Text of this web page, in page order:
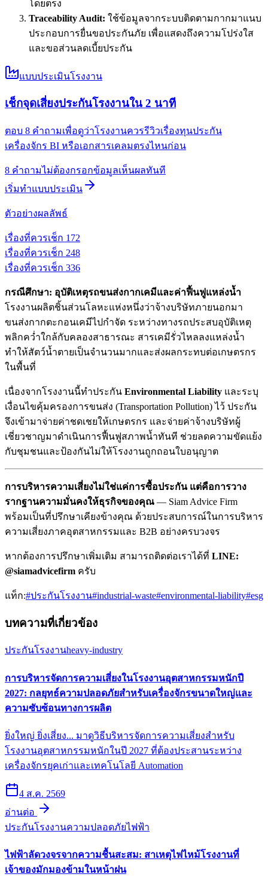
โดยตรง
Traceability Audit: ใช้ข้อมูลจากระบบติดตามกากมาแนบ
ประกอบการยื่นขอประกันภัย เพื่อแสดงถึงความโปร่งใส
และขอส่วนลดเบี้ยประกัน
แบบประเมินโรงงาน
เช็กจุดเสี่ยงประกันโรงงานใน 2 นาที
ตอบ 8 คำถามเพื่อดูว่าโรงงานควรรีวิวเรื่องทุนประกัน
เครื่องจักร BI หรือเอกสารเคลมตรงไหนก่อน
8 คำถามไม่ต้องกรอกข้อมูลเห็นผลทันที
เริ่มทำแบบประเมิน
ตัวอย่างผลลัพธ์
เรื่องที่ควรเช็ก 1 72
เรื่องที่ควรเช็ก 248
เรื่องที่ควรเช็ก 336
กรณีศึกษา: อุบัติเหตุรถขนส่งกากเคมีและค่าฟื้นฟูแหล่งน้ำ
โรงงานผลิตชิ้นส่วนโลหะแห่งหนึ่งว่าจ้างบริษัทภายนอกมา
ขนส่งกากตะกอนเคมีไปกำจัด ระหว่างทางรถประสบอุบัติเหตุ
พลิกคว่ำใกล้กับคลองสาธารณะ สารเคมีรั่วไหลลงแหล่งน้ำ
ทำให้สัตว์น้ำตายเป็นจำนวนมากและส่งผลกระทบต่อเกษตรกร
ในพื้นที่
เนื่องจากโรงงานนี้ทำประกัน Environmental Liability และระบุ
เงื่อนไขคุ้มครองการขนส่ง (Transportation Pollution) ไว้ ประกัน
จึงเข้ามาจ่ายค่าชดเชยให้เกษตรกร และจ่ายค่าจ้างบริษัทผู้
เชี่ยวชาญมาดำเนินการฟื้นฟูสภาพน้ำทันที ช่วยลดความขัดแย้ง
กับชุมชนและป้องกันไม่ให้โรงงานถูกถอนใบอนุญาต
การบริหารความเสี่ยงไม่ใช่แค่การซื้อประกัน แต่คือการวาง
รากฐานความมั่นคงให้ธุรกิจของคุณ — Siam Advice Firm
พร้อมเป็นที่ปรึกษาเคียงข้างคุณ ด้วยประสบการณ์ในการบริหาร
ความเสี่ยงภาคอุตสาหกรรมและ B2B อย่างครบวงจร
หากต้องการปรึกษาเพิ่มเติม สามารถติดต่อเราได้ที่ LINE:
@siamadvicefirm ครับ
แท็ก:#ประกันโรงงาน#industrial-waste#environmental-liability#esg
บทความที่เกี่ยวข้อง
ประกันโรงงานheavy-industry
การบริหารจัดการความเสี่ยงในโรงงานอุตสาหกรรมหนักปี
2027: กลยุทธ์ความปลอดภัยสำหรับเครื่องจักรขนาดใหญ่และ
ความซับซ้อนทางการผลิต
ยิ่งใหญ่ ยิ่งเสี่ยง... มาดูวิธีบริหารจัดการความเสี่ยงสำหรับ
โรงงานอุตสาหกรรมหนักในปี 2027 ที่ต้องประสานระหว่าง
เครื่องจักรยุคเก่าและเทคโนโลยี Automation
4 ส.ค. 2569
อ่านต่อ
ประกันโรงงานความปลอดภัยไฟฟ้า
ไฟฟ้าลัดวงจรจากความชื้นสะสม: สาเหตุไฟไหม้โรงงานที่
เจ้าของมักมองข้ามในหน้าฝน